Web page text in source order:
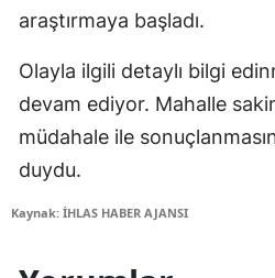
araştırmaya başladı.
Olayla ilgili detaylı bilgi
devam ediyor. Mahalle
müdahale ile
duydu.
Kaynak: İHLAS HABER AJANSI